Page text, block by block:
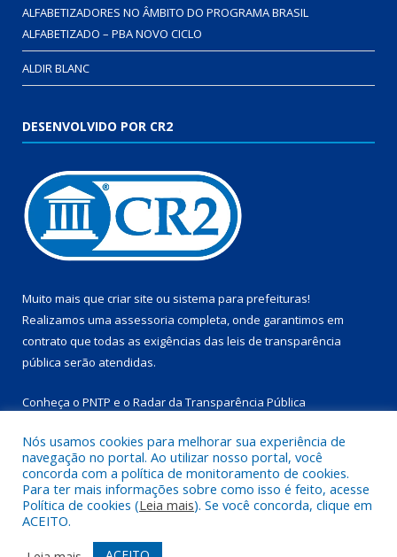
ALFABETIZADORES NO ÂMBITO DO PROGRAMA BRASIL
ALFABETIZADO – PBA NOVO CICLO
ALDIR BLANC
DESENVOLVIDO POR CR2
Muito mais que criar site ou sistema para prefeituras!
Realizamos uma assessoria completa, onde garantimos em
contrato que todas as exigências das leis de transparência
pública serão atendidas.
Conheça o PNTP e o Radar da Transparência Pública
Todos os direitos reservados a Prefeitura Municipal de
Marapanim.
Mapa do Site Acessar Área Administrativa
Nós usamos cookies para melhorar sua experiência de
navegação no portal. Ao utilizar nosso portal, você
concorda com a política de monitoramento de cookies.
Para ter mais informações sobre como isso é feito, acesse
Política de cookies (Leia mais). Se você concorda, clique em
ACEITO.